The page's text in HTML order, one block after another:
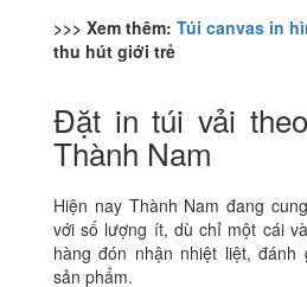
>>> Xem thêm: Túi canvas in
thu hút giới trẻ
Đặt in túi vải
Thành Nam
Hiện nay Thành Nam đang
với số lượng ít, dù chỉ một cái
hàng đón nhận nhiệt liệt,
sản phẩm.